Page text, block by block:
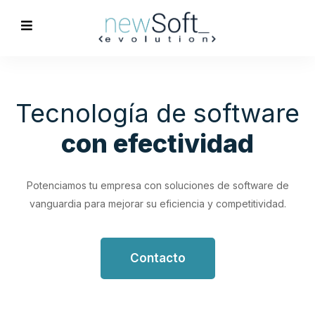
Optimización de
Procesos
trabajo.